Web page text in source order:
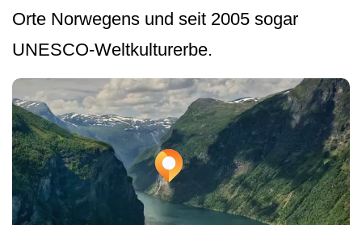
Orte Norwegens und seit 2005 sogar
UNESCO-Weltkulturerbe.